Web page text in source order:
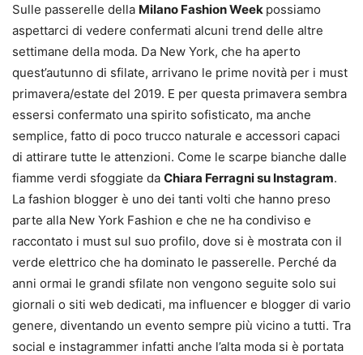
Sulle passerelle della Milano Fashion Week possiamo
aspettarci di vedere confermati alcuni trend delle altre
settimane della moda. Da New York, che ha aperto
quest’autunno di sfilate, arrivano le prime novità per i must
primavera/estate del 2019. E per questa primavera sembra
essersi confermato una spirito sofisticato, ma anche
semplice, fatto di poco trucco naturale e accessori capaci
di attirare tutte le attenzioni. Come le scarpe bianche dalle
fiamme verdi sfoggiate da Chiara Ferragni su Instagram.
La fashion blogger è uno dei tanti volti che hanno preso
parte alla New York Fashion e che ne ha condiviso e
raccontato i must sul suo profilo, dove si è mostrata con il
verde elettrico che ha dominato le passerelle. Perché da
anni ormai le grandi sfilate non vengono seguite solo sui
giornali o siti web dedicati, ma influencer e blogger di vario
genere, diventando un evento sempre più vicino a tutti. Tra
social e instagrammer infatti anche l’alta moda si è portata